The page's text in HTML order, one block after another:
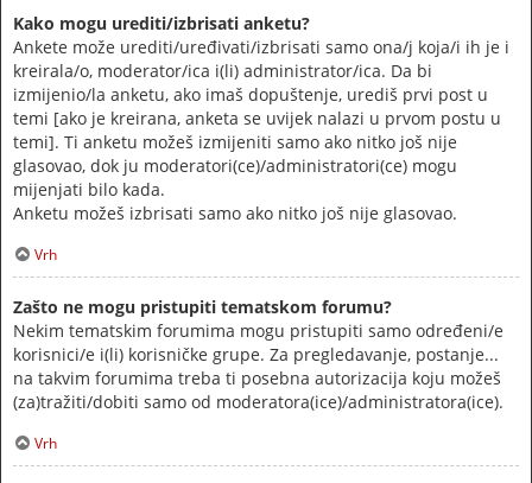
Kako mogu urediti/izbrisati anketu?
Ankete može urediti/uređivati/izbrisati samo ona/j koja/i ih je i
kreirala/o, moderator/ica i(li) administrator/ica. Da bi
izmijenio/la anketu, ako imaš dopuštenje, urediš prvi post u
temi [ako je kreirana, anketa se uvijek nalazi u prvom postu u
temi]. Ti anketu možeš izmijeniti samo ako nitko još nije
glasovao, dok ju moderatori(ce)/administratori(ce) mogu
mijenjati bilo kada.
Anketu možeš izbrisati samo ako nitko još nije glasovao.
Vrh
Zašto ne mogu pristupiti tematskom forumu?
Nekim tematskim forumima mogu pristupiti samo određeni/e
korisnici/e i(li) korisničke grupe. Za pregledavanje, postanje...
na takvim forumima treba ti posebna autorizacija koju možeš
(za)tražiti/dobiti samo od moderatora(ice)/administratora(ice).
Vrh